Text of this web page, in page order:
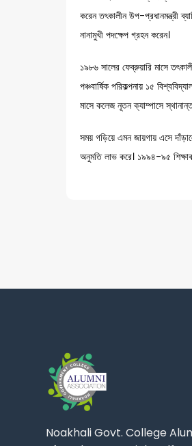
করেন তৎকালীন উপ-প্রধানমন্ত্রী
নানামুখী পদক্ষেপ গ্রহন করেন।
১৯৮৬ সালের ফেব্রুয়ারি মাসে
পঞ্চবার্ষিক পরিকল্পনায় ১৫
মাসে কলেজ নূতন ক্যাম্পাসে
সময় গড়িয়ে এমন জায়গায় এসে
অনুমতি লাভ করে। ১৯৯৪-৯৫
Noakhali Govt. College